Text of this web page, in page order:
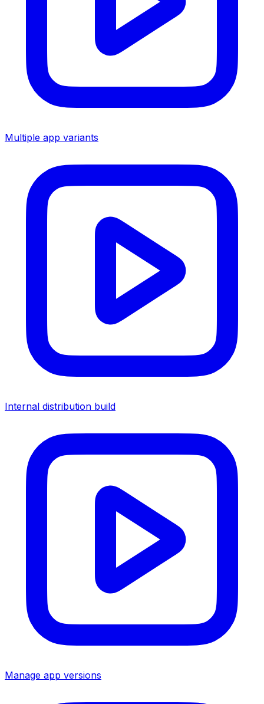
Multiple app variants
Internal distribution build
Manage app versions